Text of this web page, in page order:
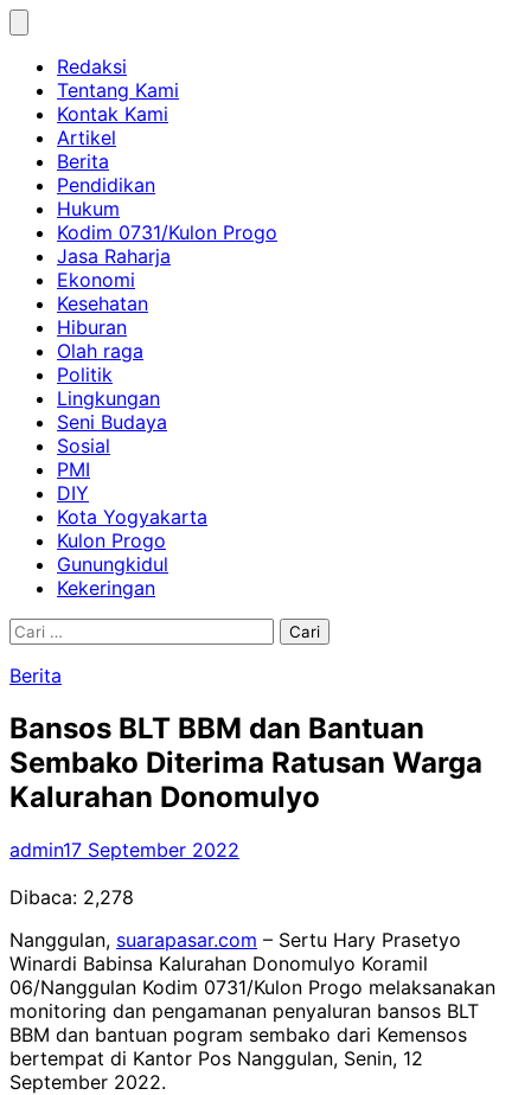
Skip
contentRedaksi
Tentang Kami
Kontak Kami
Artikel
Berita
Pendidikan
Hukum
Kodim 0731/Kulon Progo
Jasa Raharja
Ekonomi
Kesehatan
Hiburan
Olah raga
Politik
Lingkungan
Seni Budaya
Sosial
PMI
DIY
Kota Yogyakarta
Kulon Progo
Gunungkidul
Kekeringan
Cari
Berita
Bansos BLT BBM dan Bantuan
Sembako Diterima Ratusan Warga
Kalurahan Donomulyo
admin17 September 2022
Dibaca: 2,278
Nanggulan, suarapasar.com – Sertu Hary Prasetyo
Winardi Babinsa Kalurahan Donomulyo Koramil
06/Nanggulan Kodim 0731/Kulon Progo melaksanakan
monitoring dan pengamanan penyaluran bansos BLT
BBM dan bantuan pogram sembako dari Kemensos
bertempat di Kantor Pos Nanggulan, Senin, 12
September 2022.